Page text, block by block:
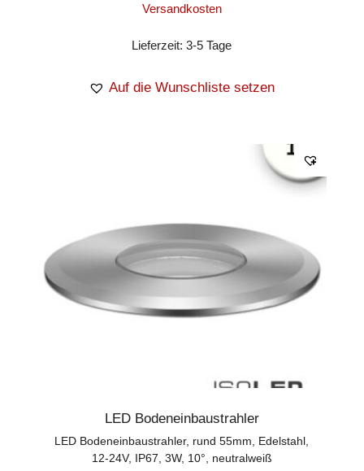
Versandkosten
Lieferzeit:3-5 Tage
Auf die Wunschliste setzen
LED Bodeneinbaustrahler
LED Bodeneinbaustrahler, rund 55mm, Edelstahl,
12-24V, IP67, 3W, 10°, neutralweiß